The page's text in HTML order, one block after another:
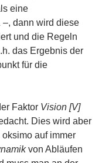
eine
dann wird diese
und die Regeln
das Ergebnis der
für die
Faktor Vision [V]
Dies wird aber
auf immer
von Abläufen